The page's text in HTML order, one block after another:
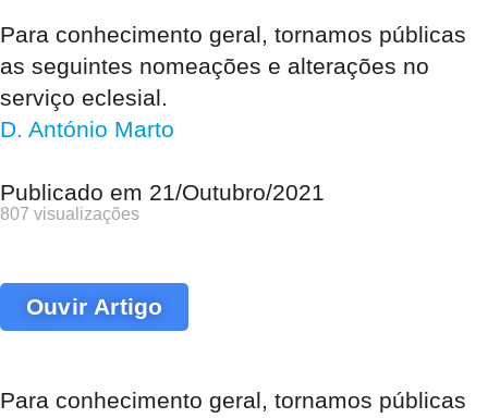
Para conhecimento geral, tornamos públicas
as seguintes nomeações e alterações no
serviço eclesial.
D. António Marto
Publicado em 21/Outubro/2021
807 visualizações
Ouvir Artigo
Para conhecimento geral, tornamos públicas